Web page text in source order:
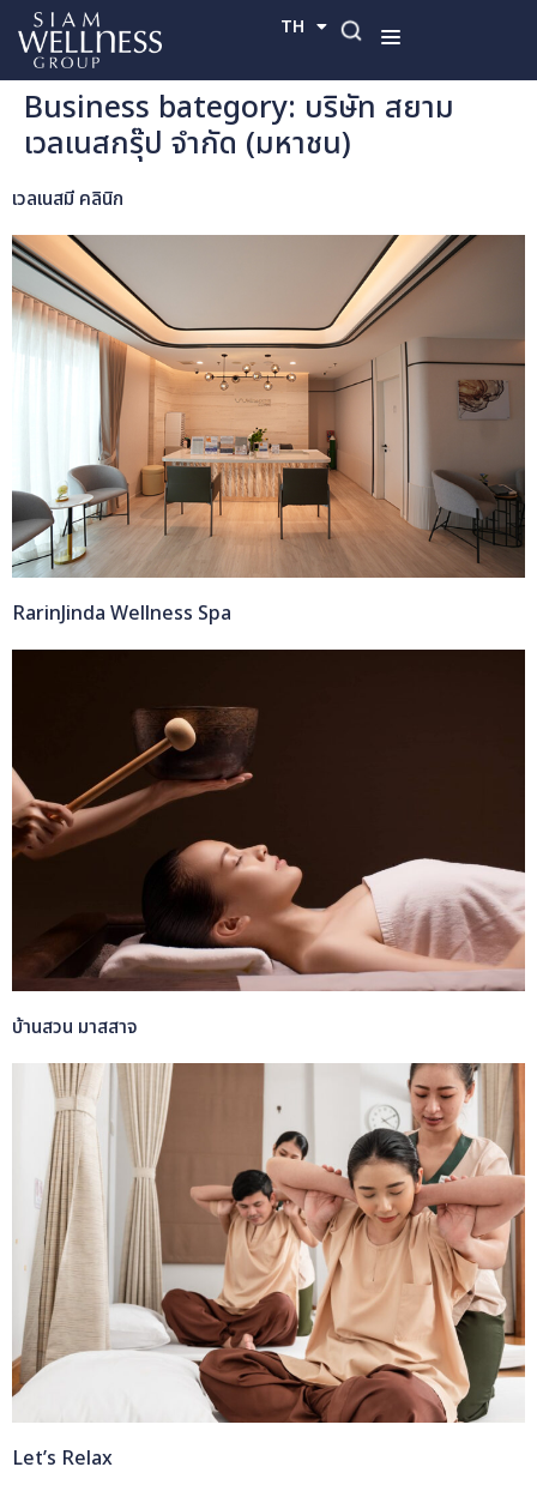
TH
EN
Business bategory: บริษัท สยาม
เวลเนสกรุ๊ป จำกัด (มหาชน)
เวลเนสมี คลินิก
RarinJinda Wellness Spa
บ้านสวน มาสสาจ
Let’s Relax